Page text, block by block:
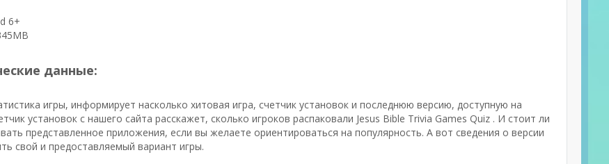
6+
данные:
игры, информирует насколько хитовая игра, счетчик установок и последнюю версию, доступную на
установок с нашего сайта расскажет, сколько игроков распаковали Jesus Bible Trivia Games Quiz . И стоит ли
представленное приложения, если вы желаете ориентироваться на популярность. А вот сведения о версии
свой и предоставляемый вариант игры.